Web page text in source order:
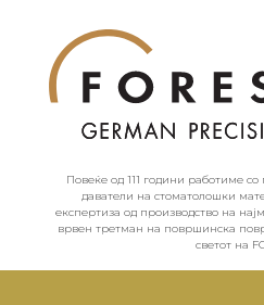
Повеќе од 111 години работиме
даватели на стоматолошки
експертиза од производство на
врвен третман на површинска
светот на